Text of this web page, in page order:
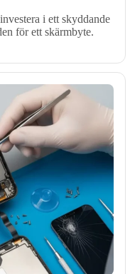
i ett skyddande
för ett skärmbyte.